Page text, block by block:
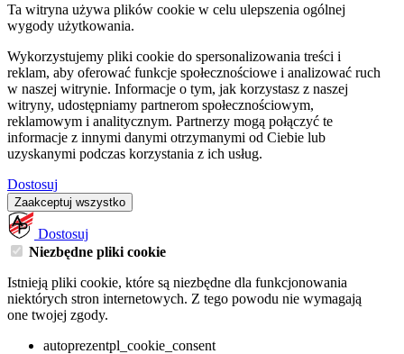
Ta witryna używa plików cookie w celu ulepszenia ogólnej
wygody użytkowania.
Wykorzystujemy pliki cookie do spersonalizowania treści i
reklam, aby oferować funkcje społecznościowe i analizować ruch
w naszej witrynie. Informacje o tym, jak korzystasz z naszej
witryny, udostępniamy partnerom społecznościowym,
reklamowym i analitycznym. Partnerzy mogą połączyć te
informacje z innymi danymi otrzymanymi od Ciebie lub
uzyskanymi podczas korzystania z ich usług.
Dostosuj
Zaakceptuj wszystko
Dostosuj
Niezbędne pliki cookie
Istnieją pliki cookie, które są niezbędne dla funkcjonowania
niektórych stron internetowych. Z tego powodu nie wymagają
one twojej zgody.
autoprezentpl_cookie_consent